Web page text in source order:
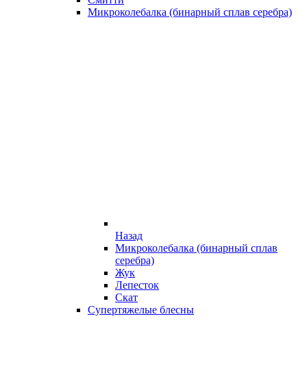
Микроколебалка (бинарный сплав серебра)
Назад
Микроколебалка (бинарный сплав
серебра)
Жук
Лепесток
Скат
Супертяжелые блесны